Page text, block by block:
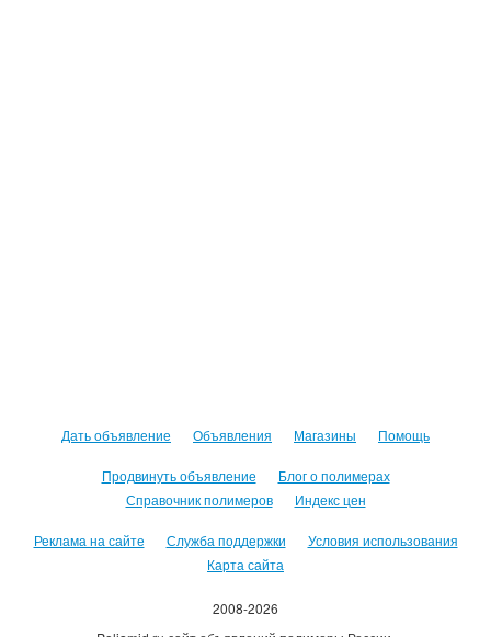
Дать объявление Объявления Магазины Помощь
Продвинуть объявление
Блог о полимерах
Справочник полимеров
Индекс цен
Реклама на сайте Служба поддержки
Условия использования
Карта сайта
2008-2026